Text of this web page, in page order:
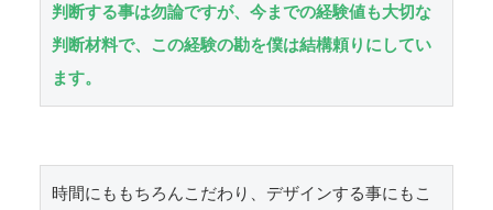
判断する事は勿論ですが、今までの経験値も大切な
判断材料で、この経験の勘を僕は結構頼りにしてい
ます。
時間にももちろんこだわり、デザインする事にもこ